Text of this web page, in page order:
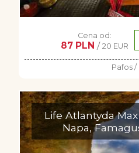
Cena od:
87 PLN / 20 EUR
Pafos /
Life Atlantyda
Napa,